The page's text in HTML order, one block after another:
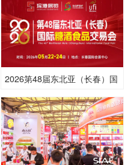
2026第48届东北亚（长春）国
际糖酒食品交易会